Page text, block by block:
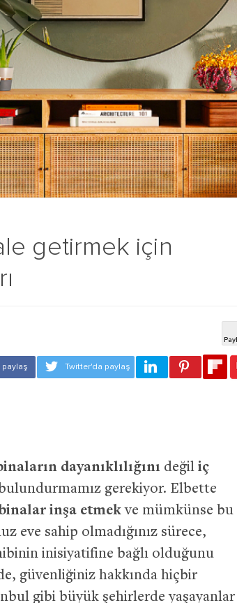
getirmek için
dayanıklılığını değil iç
gerekiyor. Elbette
inşa etmekve mümkünse bu
eve sahip olmadığınız sürece,
inisiyatifine bağlı olduğunu
güvenliğiniz hakkında hiçbir
gibi büyük şehirlerde yaşayanlar